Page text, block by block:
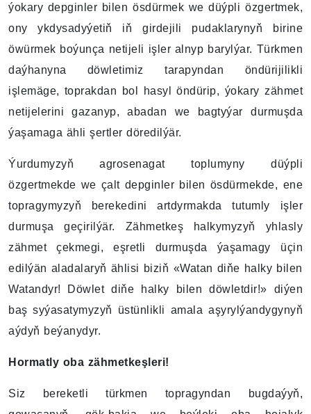
ýokary depginler bilen ösdürmek we düýpli özgertmek,
ony ykdysadyýetiň iň girdejili pudaklarynyň birine
öwürmek boýunça netijeli işler alnyp barylýar. Türkmen
daýhanyna döwletimiz tarapyndan öndürijilikli
işlemäge, toprakdan bol hasyl öndürip, ýokary zähmet
netijelerini gazanyp, abadan we bagtyýar durmuşda
ýaşamaga ähli şertler döredilýär.
Ýurdumyzyň agrosenagat toplumyny düýpli
özgertmekde we çalt depginler bilen ösdürmekde, ene
topragymyzyň berekedini artdyrmakda tutumly işler
durmuşa geçirilýär. Zähmetkeş halkymyzyň yhlasly
zähmet çekmegi, eşretli durmuşda ýaşamagy üçin
edilýän aladalaryň ählisi biziň «Watan diňe halky bilen
Watandyr! Döwlet diňe halky bilen döwletdir!» diýen
baş syýasatymyzyň üstünlikli amala aşyrylýandygynyň
aýdyň beýanydyr.
Hormatly oba zähmetkeşleri!
Siz bereketli türkmen topragyndan bugdaýyň,